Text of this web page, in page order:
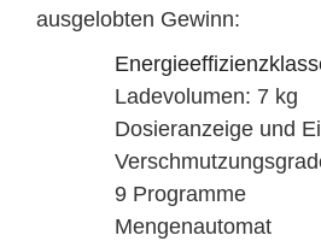
ausgelobten Gewinn:
Ladevolumen: 7 kg
Dosieranzeige und
9 Programme
Mengenautomat